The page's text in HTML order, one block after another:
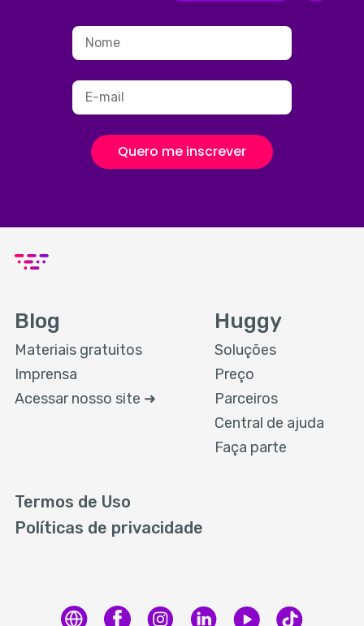
Quero me inscrever
Blog
Materiais gratuitos
Imprensa
Acessar nosso site ➜
Huggy
Soluções
Preço
Parceiros
Central de ajuda
Faça parte
Termos de Uso
Políticas de privacidade